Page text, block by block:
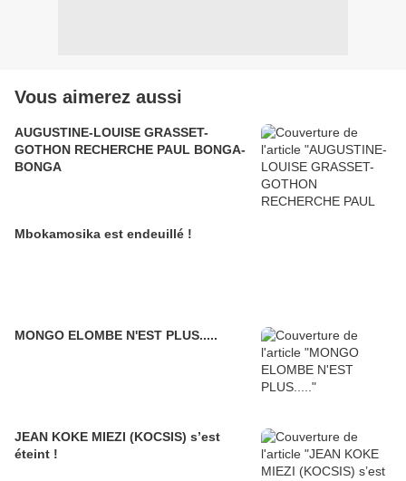
Vous aimerez aussi
AUGUSTINE-LOUISE GRASSET-
GOTHON RECHERCHE PAUL BONGA-
BONGA
Mbokamosika est endeuillé !
MONGO ELOMBE N'EST PLUS.....
JEAN KOKE MIEZI (KOCSIS) s’est
éteint !